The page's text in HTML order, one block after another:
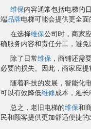
维保内容通常包括电梯的
端品牌电梯可能会提供更全
在选择维保公司时，商家
确服务内容和责任分工，避
除了日常维保 ，商铺还需
必要的损失。因此，商家应
随着科技的发展，智能化
可以有效降低维修成本，延长
总之，老旧电梯的维保和
民和顾客提供更加舒适便捷的